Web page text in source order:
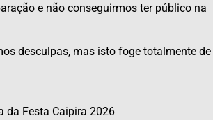
e não conseguirmos ter público na
desculpas, mas isto foge totalmente de
da Festa Caipira 2026